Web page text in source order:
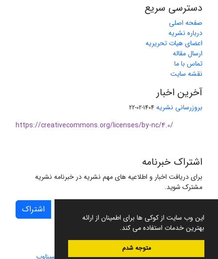
این وب سایت از کوکی ها برای اطمینان از ارائه
بهترین خدمات استفاده می کند.
متوجه شدم
دسترسی سریع
صفحه اصلی
درباره نشریه
اعضای هیات تحریریه
ارسال مقاله
تماس با ما
نقشه سایت
آخرین اخبار
بروزرسانی نشریه 1404-02-22
https://creativecommons.org/licenses/by-nc/4.0/
اشتراک خبرنامه
برای دریافت اخبار و اطلاعیه های مهم نشریه در خبرنامه نشریه
مشترک شوید.
اشتراک
سامانه مدیریت نشریات علمی.طراحی و پیاده سازی از سیناوب